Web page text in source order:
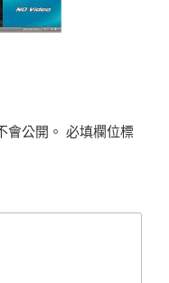
會公開。 必填欄位標